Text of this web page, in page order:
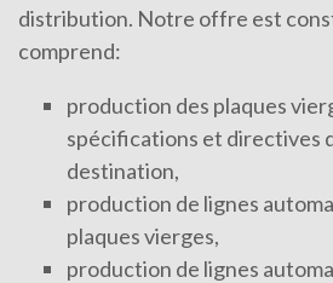
distribution. Notre offre est
comprend:
production des plaques
spécifications et directives
destination,
production de lignes
plaques vierges,
production de lignes